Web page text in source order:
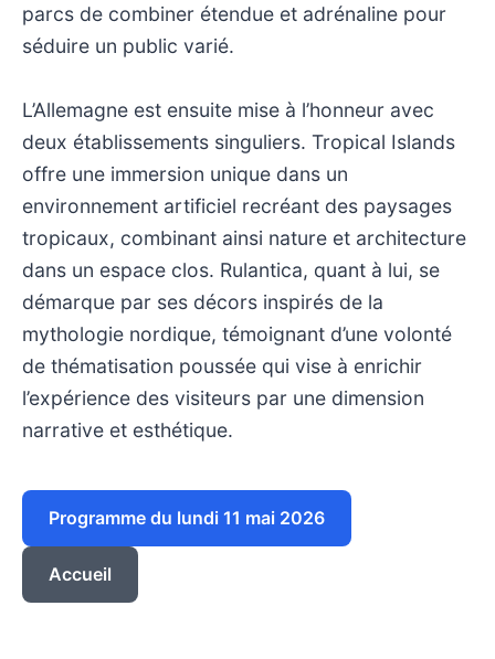
parcs de combiner étendue et adrénaline pour
séduire un public varié.
L’Allemagne est ensuite mise à l’honneur avec
deux établissements singuliers. Tropical Islands
offre une immersion unique dans un
environnement artificiel recréant des paysages
tropicaux, combinant ainsi nature et architecture
dans un espace clos. Rulantica, quant à lui, se
démarque par ses décors inspirés de la
mythologie nordique, témoignant d’une volonté
de thématisation poussée qui vise à enrichir
l’expérience des visiteurs par une dimension
narrative et esthétique.
Programme du lundi 11 mai 2026
Accueil